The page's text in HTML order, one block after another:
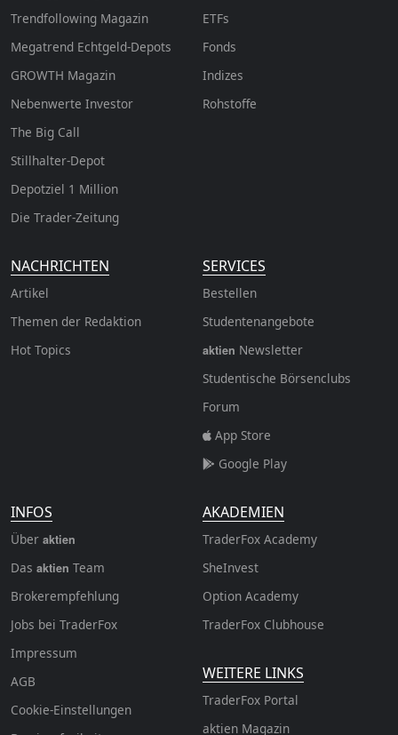
Trendfollowing Magazin
Megatrend Echtgeld-Depots
GROWTH Magazin
Nebenwerte Investor
The Big Call
Stillhalter-Depot
Depotziel 1 Million
Die Trader-Zeitung
ETFs
Fonds
Indizes
Rohstoffe
NACHRICHTEN
Artikel
Themen der Redaktion
Hot Topics
SERVICES
Bestellen
Studentenangebote
aktien Newsletter
Studentische Börsenclubs
Forum
App Store
Google Play
INFOS
Über aktien
Das aktien Team
Brokerempfehlung
Jobs bei TraderFox
Impressum
AGB
Cookie-Einstellungen
AKADEMIEN
TraderFox Academy
SheInvest
Option Academy
TraderFox Clubhouse
WEITERE LINKS
TraderFox Portal
aktien Magazin